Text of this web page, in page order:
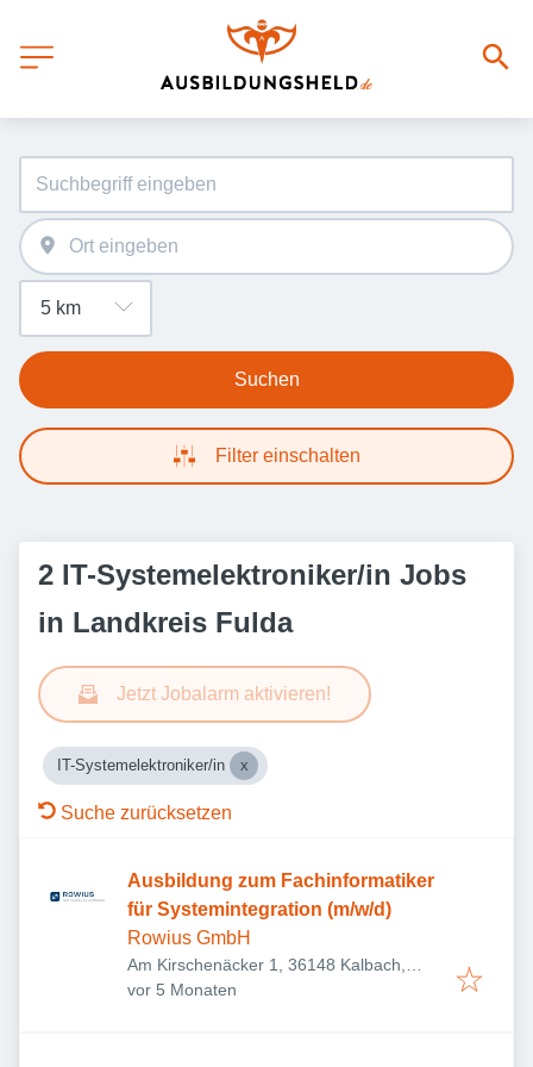
Suchen
Filter einschalten
2 IT-Systemelektroniker/in Jobs
in Landkreis Fulda
Jetzt Jobalarm aktivieren!
IT-Systemelektroniker/in
Suche zurücksetzen
Ausbildung zum Fachinformatiker
für Systemintegration (m/w/d)
Rowius GmbH
Am Kirschenäcker 1, 36148 Kalbach,
Deutschland
Veröffentlicht:
vor 5 Monaten